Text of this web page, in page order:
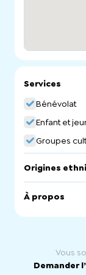
Services
Bénévolat
Enfant et
Groupes
Origines
À propos
Vous
Demander